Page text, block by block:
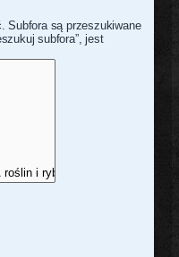
Subfora są przeszukiwane
subfora”, jest